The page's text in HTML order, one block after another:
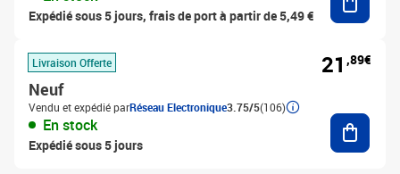
Expédié sous 5 jours, frais de port à partir de 5,49 €
Livraison Offerte
Neuf
Vendu et expédié parRéseau Electronique3.75/5(106)
En stock
Expédié sous 5 jours
21 ,89€